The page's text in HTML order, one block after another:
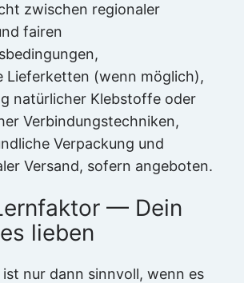
zwischen regionaler
fairen
Lieferketten (wenn möglich),
natürlicher Klebstoffe oder
Verbindungstechniken,
Verpackung und
Versand, sofern angeboten.
— Dein
lieben
ist nur dann sinnvoll, wenn es